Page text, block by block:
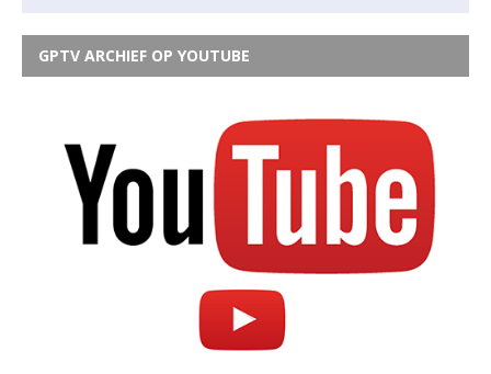
GPTV ARCHIEF OP YOUTUBE